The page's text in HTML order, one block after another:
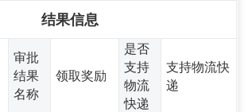
结果信息
审批
结果
名称
领取奖励
是否
支持
物流
快递
支持物流快
递